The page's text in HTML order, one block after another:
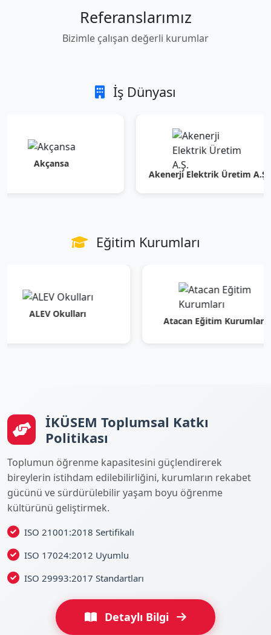
Referanslarımız
Bizimle çalışan değerli kurumlar
İş Dünyası
Akçansa
Akenerji Elektrik Üretim A.Ş.
Eğitim Kurumları
Okulları
Atacan Eğitim Kurumları
İKÜSEM Toplumsal Katkı
Politikası
Toplumun öğrenme kapasitesini güçlendirerek
bireylerin istihdam edilebilirliğini, kurumların rekabet
gücünü ve sürdürülebilir yaşam boyu öğrenme
kültürünü geliştirmek.
ISO 21001:2018 Sertifikalı
ISO 17024:2012 Uyumlu
ISO 29993:2017 Standartları
Detaylı Bilgi